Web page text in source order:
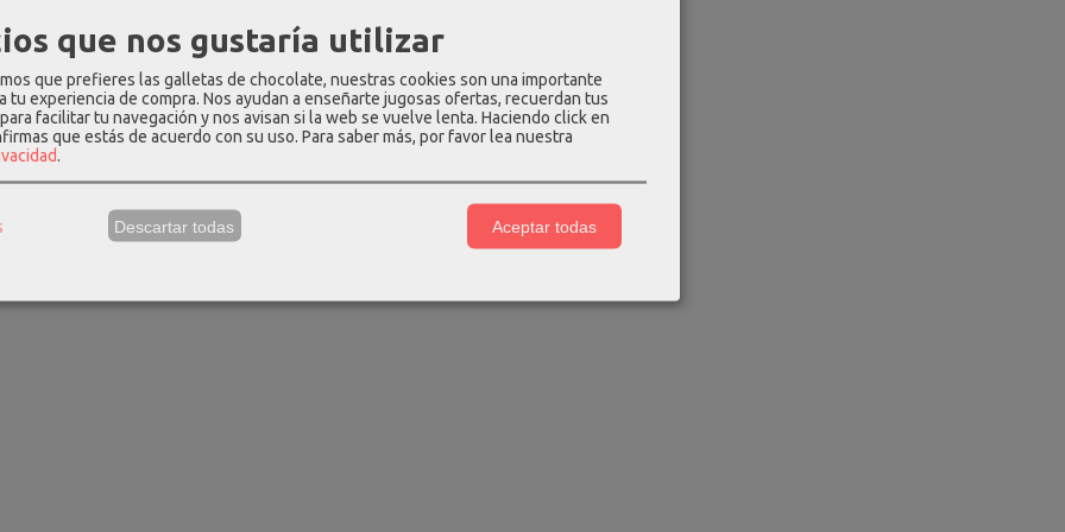
€29,90 € 23,92 € 29,90 €
que nos gustaría utilizar
que prefieres las galletas de chocolate, nuestras cookies son una importante
tu experiencia de compra. Nos ayudan a enseñarte jugosas ofertas, recuerdan tus
facilitar tu navegación y nos avisan si la web se vuelve lenta. Haciendo click en
que estás de acuerdo con su uso. Para saber más, por favor lea nuestra
.
Descartar todas Aceptar todas